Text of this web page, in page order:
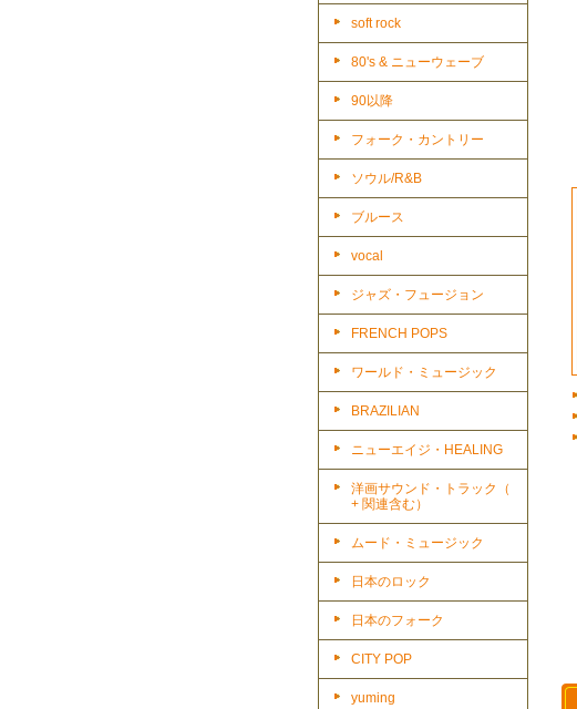
soft rock
80's & ニューウェーブ
90以降
フォーク・カントリー
ソウル/R&B
ブルース
vocal
ジャズ・フュージョン
FRENCH POPS
ワールド・ミュージック
BRAZILIAN
ニューエイジ・HEALING
洋画サウンド・トラック（
+ 関連含む）
ムード・ミュージック
日本のロック
日本のフォーク
CITY POP
yuming